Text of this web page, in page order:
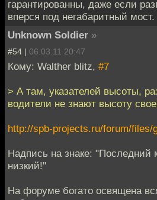
гарантированны, даже если
вперся под негабаритный мост.
Unknown Soldier »
#54 | 06.03.11 20:47
Кому: Walther blitz, #7
> А там, указателей высоты,
водители не знают высоту
http://spb-projects.ru/forum/files/
Надпись на знаке: "Последний
низкий!"
На форуме богато освящена